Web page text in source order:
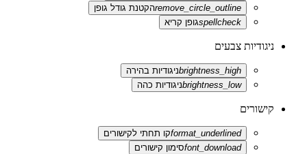
remove_circle_outlineהקטנת גודל גופן
spellcheckגופן קריא
ניגודיות צבעים
brightness_highניגודיות בהירה
brightness_lowניגודיות כהה
קישורים
format_underlinedקו תחתי לקישורים
font_downloadסימון קישורים